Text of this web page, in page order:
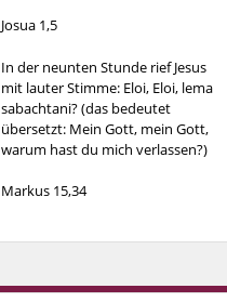
Josua 1,5
In der neunten Stunde rief Jesus
mit lauter Stimme: Eloi, Eloi, lema
sabachtani? (das bedeutet
übersetzt: Mein Gott, mein Gott,
warum hast du mich verlassen?)
Markus 15,34